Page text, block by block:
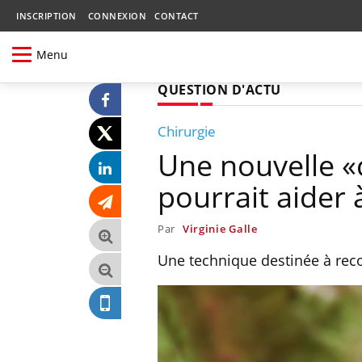
INSCRIPTION CONNEXION CONTACT
Menu
QUESTION D'ACTU
Chirurgie
Une nouvelle
pourrait aider
Par Virginie Galle
Une technique destinée à